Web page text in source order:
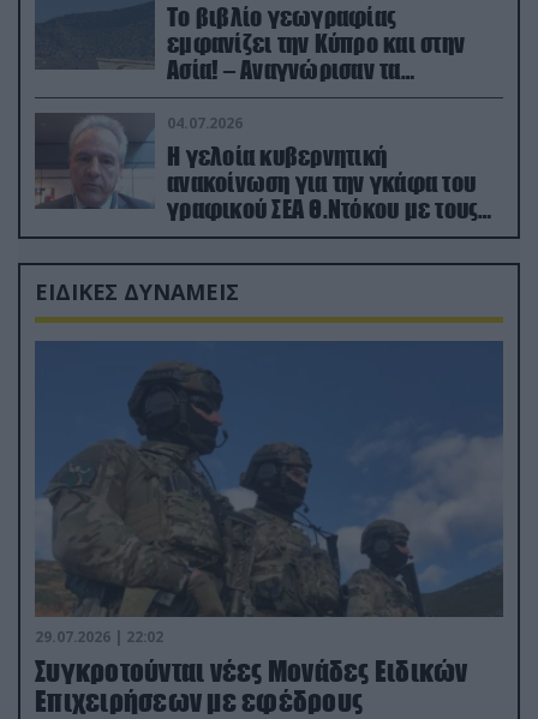
Το βιβλίο γεωγραφίας
εμφανίζει την Κύπρο και στην
Ασία! – Αναγνώρισαν τα
κατεχόμενα; (φωτο)
04.07.2026
Η γελοία κυβερνητική
ανακοίνωση για την γκάφα του
γραφικού ΣΕΑ Θ.Ντόκου με τους
Ρώσους φαρσέρ
ΕΙΔΙΚΕΣ ΔΥΝΑΜΕΙΣ
29.07.2026 | 22:02
Συγκροτούνται νέες Μονάδες Ειδικών
Επιχειρήσεων με εφέδρους